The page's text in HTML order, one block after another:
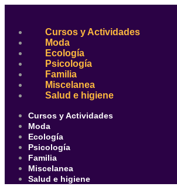
contenido
Cursos y Actividades
Moda
Ecología
Psicología
Familia
Miscelanea
Salud e higiene
Cursos y Actividades
Moda
Ecología
Psicología
Familia
Miscelanea
Salud e higiene